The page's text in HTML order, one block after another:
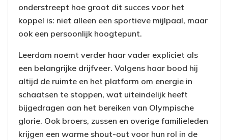
onderstreept hoe groot dit succes voor het
koppel is: niet alleen een sportieve mijlpaal, maar
ook een persoonlijk hoogtepunt.
Leerdam noemt verder haar vader expliciet als
een belangrijke drijfveer. Volgens haar bood hij
altijd de ruimte en het platform om energie in
schaatsen te stoppen, wat uiteindelijk heeft
bijgedragen aan het bereiken van Olympische
glorie. Ook broers, zussen en overige familieleden
krijgen een warme shout-out voor hun rol in de